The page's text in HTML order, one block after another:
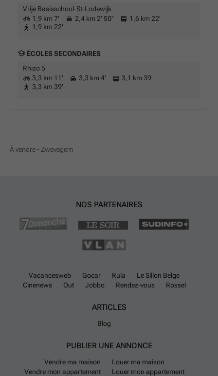
Vrije Basisschool-St-Lodewijk
1,9 km 7'
2,4 km 2' 50''
1,6 km 22'
1,9 km 22'
ÉCOLES SECONDAIRES
Rhizo 5
3,3 km 11'
3,3 km 4'
3,1 km 39'
3,3 km 39'
À vendre - Zwevegem
NOS PARTENAIRES
Vacancesweb Gocar Rula
Le Sillon Belge
Cinenews
Out Jobbo Rendez-vous Rossel
ARTICLES
Blog
PUBLIER UNE ANNONCE
Vendre ma maison
Louer ma maison
Vendre mon appartement
Louer mon appartement